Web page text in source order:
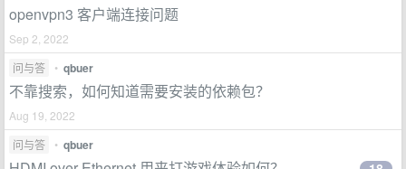
openvpn3 客户端连接问题
Sep 2, 2022
问与答
• qbuer
不靠搜索，如何知道需要安装的依赖包？
Aug 19, 2022
问与答
• qbuer